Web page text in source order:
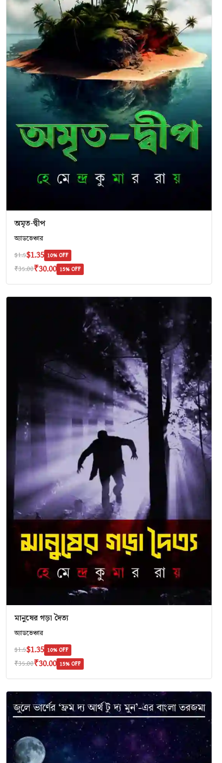
অমৃত-দ্বীপ
অ‍্যাডভেঞ্চার
$1.5$1.35 10% OFF
₹35.00₹30.00 15% OFF
মানুষের গড়া দৈত্য
অ‍্যাডভেঞ্চার
$1.5$1.35 10% OFF
₹35.00₹30.00 15% OFF